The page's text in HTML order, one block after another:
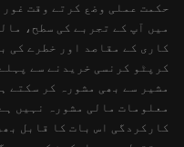
حکمت عملی وضع کرتے وقت
میں آپ کے تجربے کی سطح،
کاری کے مقاصد اور خطرے کی
کرپٹو کرنسی خریدنے سے
مشیر سے بھی مشورہ کر سکتے
معلومات مالی مشورہ نہیں
کارکردگی اس بات کا قابل